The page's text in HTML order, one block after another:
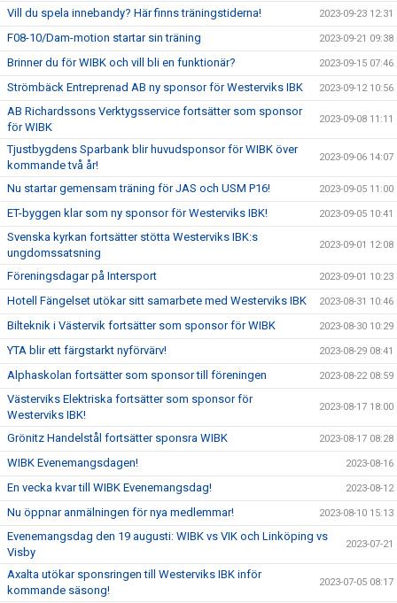
Vill du spela innebandy? Här finns träningstiderna! 2023-09-23 12:31
F08-10/Dam-motion startar sin träning 2023-09-21 09:38
Brinner du för WIBK och vill bli en funktionär? 2023-09-15 07:46
Strömbäck Entreprenad AB ny sponsor för Westerviks IBK 2023-09-12 10:56
AB Richardssons Verktygsservice fortsätter som sponsor
för WIBK
2023-09-08 11:11
Tjustbygdens Sparbank blir huvudsponsor för WIBK över
kommande två år!
2023-09-06 14:07
Nu startar gemensam träning för JAS och USM P16! 2023-09-05 11:00
ET-byggen klar som ny sponsor för Westerviks IBK! 2023-09-05 10:41
Svenska kyrkan fortsätter stötta Westerviks IBK:s
ungdomssatsning
2023-09-01 12:08
Föreningsdagar på Intersport 2023-09-01 10:23
Hotell Fängelset utökar sitt samarbete med Westerviks IBK 2023-08-31 10:46
Bilteknik i Västervik fortsätter som sponsor för WIBK 2023-08-30 10:29
YTA blir ett färgstarkt nyförvärv! 2023-08-29 08:41
Alphaskolan fortsätter som sponsor till föreningen 2023-08-22 08:59
Västerviks Elektriska fortsätter som sponsor för
Westerviks IBK!
2023-08-17 18:00
Grönitz Handelstål fortsätter sponsra WIBK 2023-08-17 08:28
WIBK Evenemangsdagen! 2023-08-16
En vecka kvar till WIBK Evenemangsdag! 2023-08-12
Nu öppnar anmälningen för nya medlemmar! 2023-08-10 15:13
Evenemangsdag den 19 augusti: WIBK vs VIK och Linköping vs
Visby
2023-07-21
Axalta utökar sponsringen till Westerviks IBK inför
kommande säsong!
2023-07-05 08:17